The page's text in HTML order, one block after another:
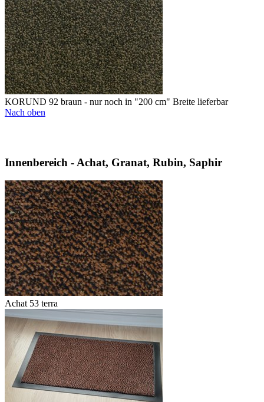
KORUND 92 braun - nur noch in "200 cm" Breite lieferbar
Nach oben
Innenbereich - Achat, Granat, Rubin, Saphir
Achat 53 terra